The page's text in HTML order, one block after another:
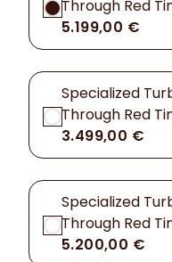
Through Red
5.199,00 €
Specialized
Through Red
3.499,00 €
Specialized
Through Red
5.200,00 €